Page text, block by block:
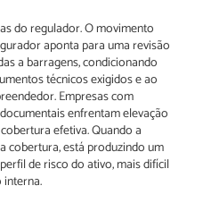
do regulador. O movimento
aponta para uma revisão
a barragens, condicionando
técnicos exigidos e ao
Empresas com
enfrentam elevação
efetiva. Quando a
cobertura, está produzindo um
de risco do ativo, mais difícil
interna.